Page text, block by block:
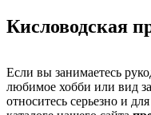
Кисловодская
Если вы занимаетесь
любимое хобби или вид
относитесь серьезно и